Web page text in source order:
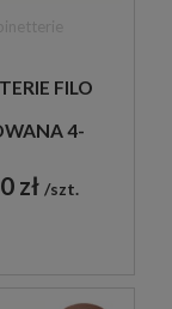
FILO
4-
zł szt.